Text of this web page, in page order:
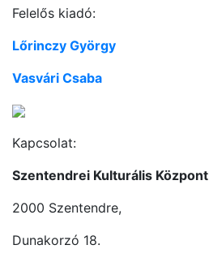
Felelős kiadó:
Lőrinczy György
Vasvári Csaba
Kapcsolat:
Szentendrei Kulturális Központ
2000 Szentendre,
Dunakorzó 18.